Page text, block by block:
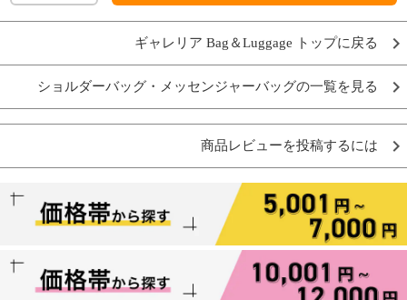
ギャレリア Bag＆Luggage トップに戻る
ショルダーバッグ・メッセンジャーバッグの一覧を見る
商品レビューを投稿するには